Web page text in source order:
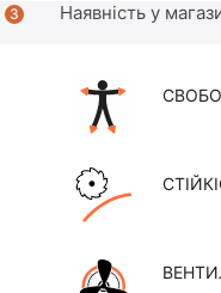
3 Наявність у